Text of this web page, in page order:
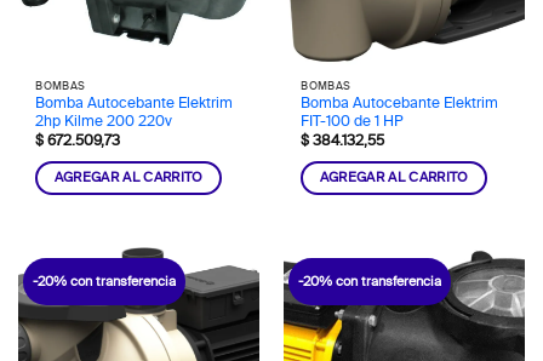
BOMBAS
Bomba Autocebante Elektrim
2hp Kilme 200 220v
$ 672.509,73
AGREGAR AL CARRITO
BOMBAS
Bomba Autocebante Elektrim
FIT-100 de 1 HP
$ 384.132,55
AGREGAR AL CARRITO
-20% con transferencia -20% con transferencia